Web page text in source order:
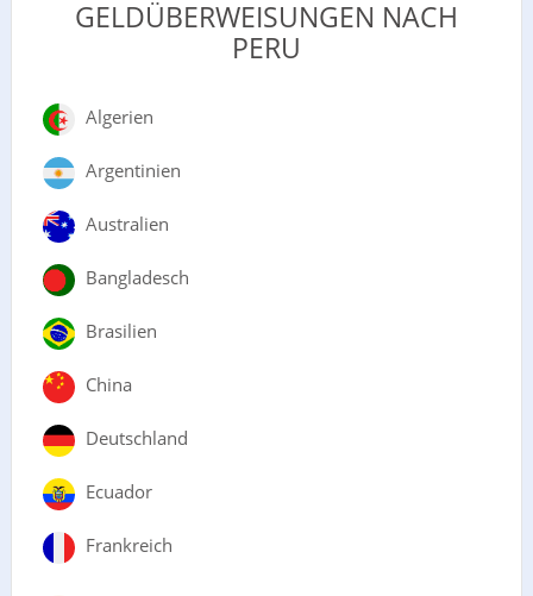
GELDÜBERWEISUNGEN NACH
PERU
Algerien
Argentinien
Australien
Bangladesch
Brasilien
China
Deutschland
Ecuador
Frankreich